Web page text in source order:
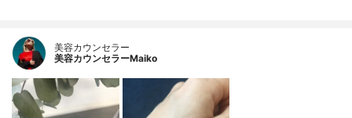
美容カウンセラー
美容カウンセラーMaiko